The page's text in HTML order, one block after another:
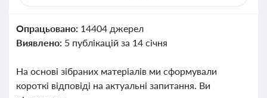
Опрацьовано: 14404 джерел
Виявлено: 5 публікацій за 14 січня
На основі зібраних матеріалів ми сформували
короткі відповіді на актуальні запитання. Ви